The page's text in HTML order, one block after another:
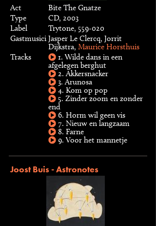
Act
Bite The Gnatze
Type
CD, 2003
Label
Trytone, 559-020
Gastmusici Jasper Le Clercq, Jorrit
Dijkstra, Maurice Horsthuis
Tracks
1. Wilde dans in een
afgelegen berghut
2. Akkersnacker
3. Arunosa
4. Kom op pop
5. Zinder zoom en zonder
end
6. Horm wil geen vis
7. Nieuw en langzaam
8. Farne
9. Voor het mannetje
Joost Buis - Astronotes